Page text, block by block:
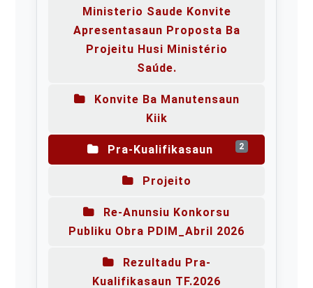
Ministerio Saude Konvite
Apresentasaun Proposta Ba
Projeitu Husi Ministério
Saúde.
Konvite Ba Manutensaun
Kiik
Pra-Kualifikasaun 2
Projeito
Re-Anunsiu Konkorsu
Publiku Obra PDIM_Abril 2026
Rezultadu Pra-
Kualifikasaun TF.2026